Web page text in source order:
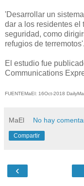
'Desarrollar un
dar a los residentes el
seguridad, como
refugios de terremotos'.
El estudio fue
Communications
FUENTEMaEl: 16Oct-2018
MaEl No hay
Compartir
‹